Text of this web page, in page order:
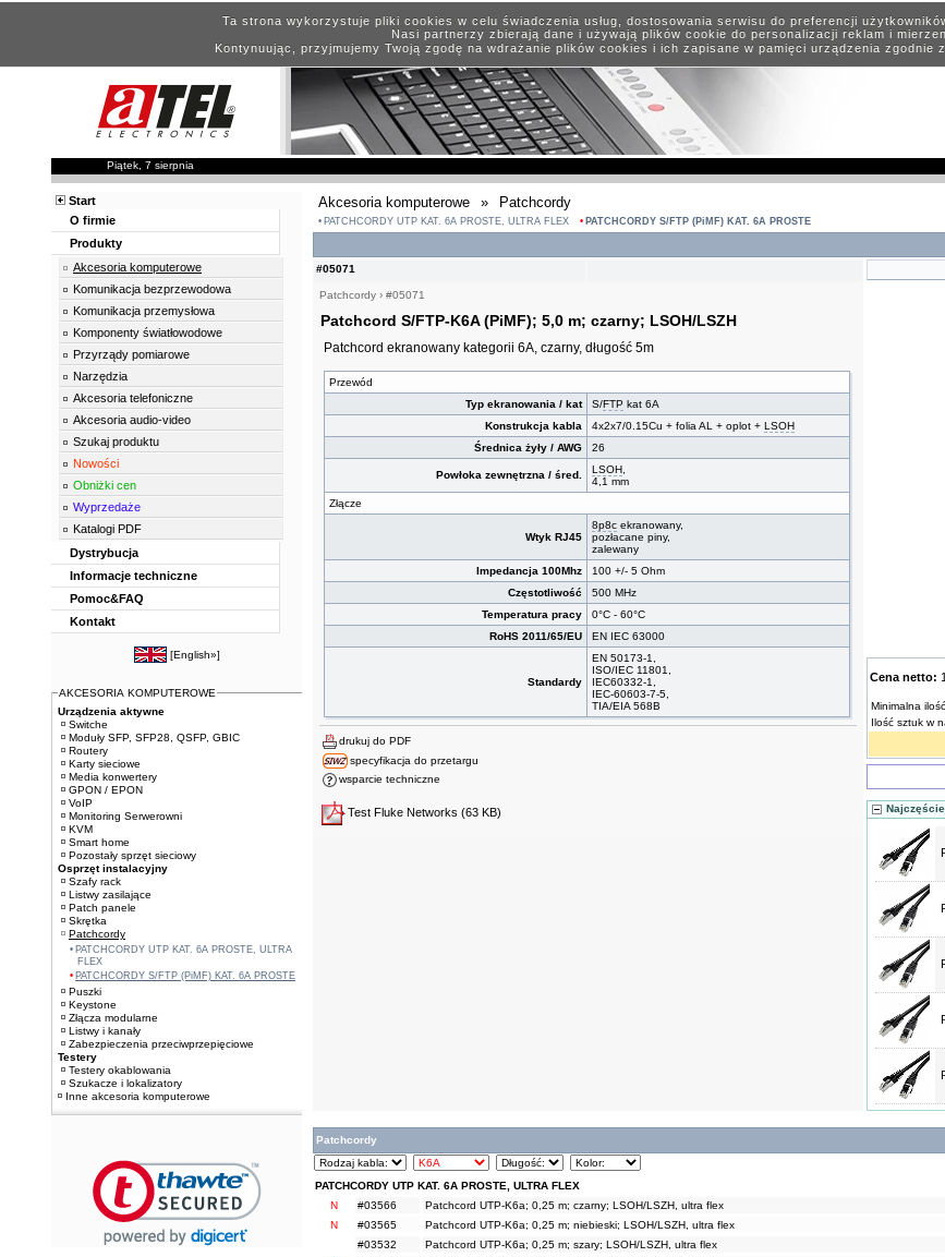
Ta strona wykorzystuje pliki cookies w celu świadczenia usług, dostosowania serwisu do preferencji
Nasi partnerzy zbierają dane i używają plików cookie do personalizacji reklam i
Kontynuując, przyjmujemy Twoją zgodę na wdrażanie plików cookies i ich zapisane w pamięci urządzenia zgodnie
Piątek, 7 sierpnia
Akcesoria komputerowe » Patchcordy
PATCHCORDY UTP KAT. 6A PROSTE, ULTRA FLEX PATCHCORDY S/FTP (PiMF) KAT. 6A PROSTE
#05071
Patchcordy › #05071
Patchcord S/FTP-K6A (PiMF); 5,0 m; czarny; LSOH/LSZH
Patchcord ekranowany kategorii 6A, czarny, długość 5m
Przewód
Typ ekranowania / kat
S/FTP kat 6A
Konstrukcja kabla
4x2x7/0.15Cu + folia AL + oplot + LSOH
Średnica żyły / AWG
26
Powłoka zewnętrzna / śred. LSOH,
4,1 mm
Złącze
Wtyk RJ45
8p8c ekranowany,
pozłacane piny,
zalewany
Impedancja 100Mhz
100 +/- 5 Ohm
Częstotliwość
500 MHz
Temperatura pracy
0°C - 60°C
RoHS 2011/65/EU
EN IEC 63000
Standardy
EN 50173-1,
ISO/IEC 11801,
IEC60332-1,
IEC-60603-7-5,
TIA/EIA 568B
drukuj do PDF
specyfikacja do przetargu
wsparcie techniczne
Test Fluke Networks (63 KB)
Cena netto:
Minimalna
Ilość sztuk w
Patchcordy
PATCHCORDY UTP KAT. 6A PROSTE, ULTRA FLEX
N
#03566 Patchcord UTP-K6a; 0,25 m; czarny; LSOH/LSZH, ultra flex
N
#03565 Patchcord UTP-K6a; 0,25 m; niebieski; LSOH/LSZH, ultra flex
#03532
Patchcord UTP-K6a; 0,25 m; szary; LSOH/LSZH, ultra flex
Start
O firmie
Produkty
Akcesoria komputerowe
Komunikacja bezprzewodowa
Komunikacja przemysłowa
Komponenty światłowodowe
Przyrządy pomiarowe
Narzędzia
Akcesoria telefoniczne
Akcesoria audio-video
Szukaj produktu
Nowości
Obniżki cen
Wyprzedaże
Katalogi PDF
Dystrybucja
Informacje techniczne
Pomoc&FAQ
Kontakt
[English»]
AKCESORIA KOMPUTEROWE
Urządzenia aktywne
Switche
Moduły SFP, SFP28, QSFP, GBIC
Routery
Karty sieciowe
Media konwertery
GPON / EPON
VoIP
Monitoring Serwerowni
KVM
Smart home
Pozostały sprzęt sieciowy
Osprzęt instalacyjny
Szafy rack
Listwy zasilające
Patch panele
Skrętka
Patchcordy
PATCHCORDY UTP KAT. 6A PROSTE, ULTRA
FLEX
PATCHCORDY S/FTP (PiMF) KAT. 6A PROSTE
Puszki
Keystone
Złącza modularne
Listwy i kanały
Zabezpieczenia przeciwprzepięciowe
Testery
Testery okablowania
Szukacze i lokalizatory
Inne akcesoria komputerowe